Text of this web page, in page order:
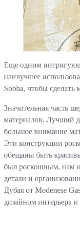
Еще одним
наилучшее
Sobha, чтобы сделать
Значительная часть
материалов. Лучший
большое внимание
Эти конструкции
обещаны быть
был роскошным, нам
детали и
Дубая от Modenese
дизайном интерьера